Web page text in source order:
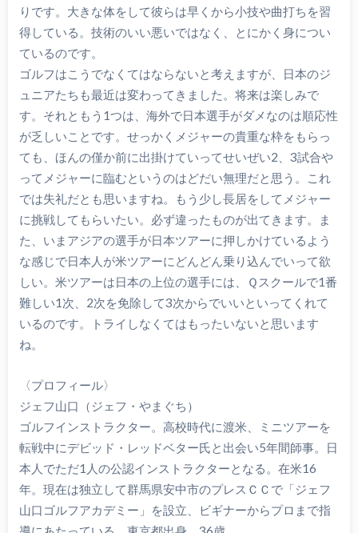
りです。大きな体をして彼らは早くから小技や曲打ちを習
得している。技術のいい悪いではなく、とにかく身につい
ているのです。
ゴルフはこうでなくてはならないと考えますが、日本のジ
ュニアたちも最近は変わってきました。将来は楽しみで
す。それともう1つは、海外で日本選手がダメなのは順応性
が乏しいことです。せっかくメジャーの貴重な枠をもらっ
ても、ほんの僅か前に出掛けていってせいぜい2、3試合や
ってメジャーに臨むというのはどだい無理だと思う。これ
では失礼だとも思いますね。もう少し長居をしてメジャー
に挑戦してもらいたい。必ず違ったものが出てきます。ま
た、いまアジアの選手が日本ツアーに押しかけているよう
な感じで日本人が米ツアーにどんどん乗り込んでいって欲
しい。米ツアーは日本の上位の選手には、Ｑスクールで1番
難しい1次、2次を免除して3次からでいいといってくれて
いるのです。トライしなくてはもったいないと思います
ね。
〈プロフィール〉
ジェフ山口（ジェフ・やまぐち）
ゴルフインストラクター。高校時代に渡米、ミニツアーを
転戦中にデビッド・レッドベター氏と出会い5年間師事。日
本人でただ1人の公認インストラクターとなる。在米16
年。現在は独立して群馬県安中市のプレスＣＣで「ジェフ
山口ゴルフアカデミー」を設立、ビギナーからプロまで指